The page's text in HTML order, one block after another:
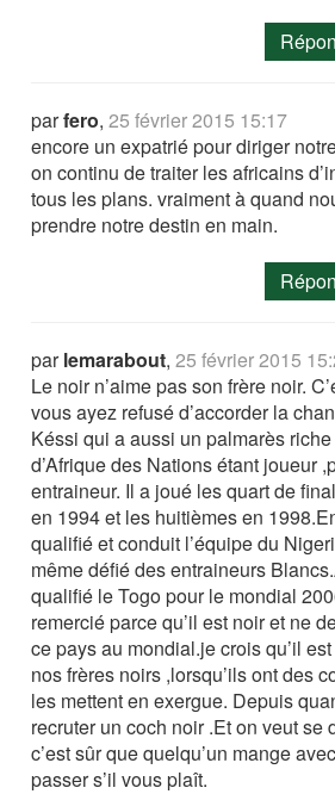
parfero,25 février 2015 15:17
encore un expatrié pour diriger
on continu de traiter les africains
tous les plans. vraiment à quand
prendre notre destin en main.
parlemarabout,25 février 2015
Le noir n’aime pas son frère noir.
vous ayez refusé d’accorder la
Késsi qui a aussi un palmarès
d’Afrique des Nations étant joueur
entraineur. Il a joué les quart de
en 1994 et les huitièmes en
qualifié et conduit l’équipe du
même défié des entraineurs
qualifié le Togo pour le mondial
remercié parce qu’il est noir et ne
ce pays au mondial.je crois qu’il
nos frères noirs ,lorsqu’ils ont des
les mettent en exergue. Depuis
recruter un coch noir .Et on veut se
c’est sûr que quelqu’un mange
passer s’il vous plaît.